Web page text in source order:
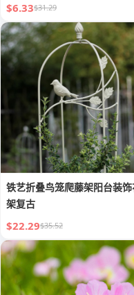
$6.33$31.29
铁艺折叠鸟笼爬藤架阳台装
架复古
$22.29$35.52